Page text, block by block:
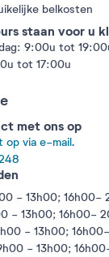
belkosten
staan voor u
9:00u tot
tot 17:00u
met ons op
op via e-mail.
- 13h00; 16h00-
- 13h00; 16h00-
- 13h00;
- 13h00;